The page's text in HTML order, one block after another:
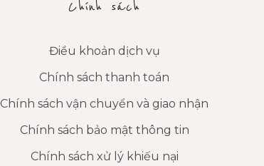
Chính sách
Điều khoản dịch vụ
Chính sách thanh toán
Chính sách vận chuyển và giao nhận
Chính sách bảo mật thông tin
Chính sách xử lý khiếu nại